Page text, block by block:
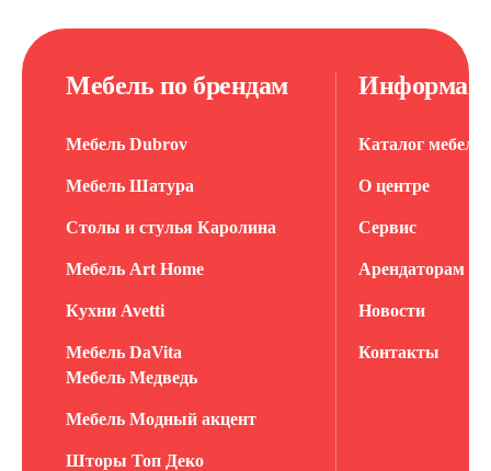
Мебель по брендам
Мебель Dubrov
Мебель Шатура
Столы и стулья Каролина
Мебель Art Home
Кухни Avetti
Мебель DaVita
Мебель Медведь
Мебель Модный акцент
Шторы Топ Деко
Каталог мебели
О центре
Сервис
Арендаторам
Новости
Контакты